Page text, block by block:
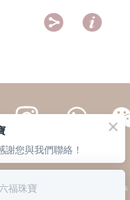
 
繁體 | 簡体
© 六福集團 版權所有 不得轉載 私隱政策
謝您與我們聯絡！
福珠寶